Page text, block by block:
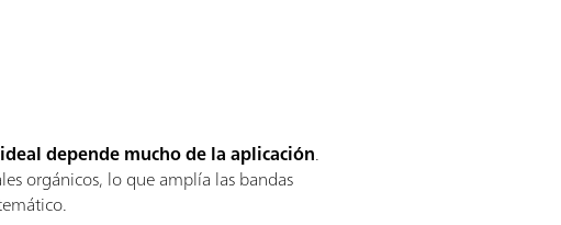
depende mucho de la aplicación.
orgánicos, lo que amplía las bandas